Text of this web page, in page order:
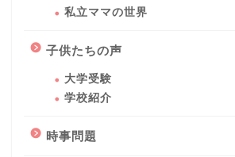
私立ママの世界
子供たちの声
大学受験
学校紹介
時事問題